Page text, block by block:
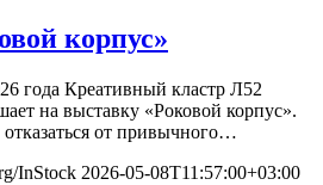
корпус»
года Креативный кластр Л52
на выставку «Роковой корпус».
от привычного…
InStock 2026-05-08T11:57:00+03:00